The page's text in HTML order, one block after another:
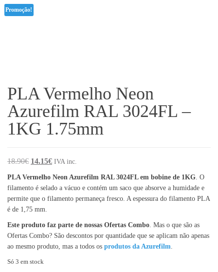
AZUREFILM RAL 3020 -
Promoção!
PLA Vermelho Neon
Azurefilm RAL 3024FL –
1KG 1.75mm
18.90€ O preço original era: 18.90€.
14.15€O preço atual é: 14.15€.
IVA inc.
PLA Vermelho Neon Azurefilm RAL 3024FL em bobine de 1KG . O
filamento é selado a vácuo e contém um saco que absorve a humidade e
permite que o filamento permaneça fresco. A espessura do filamento PLA
é de 1,75 mm.
Este produto faz parte de nossas Ofertas Combo . Mas o que são as
Ofertas Combo? São descontos por quantidade que se aplicam não apenas
ao mesmo produto, mas a todos os produtos da Azurefilm
Só 3 em stock